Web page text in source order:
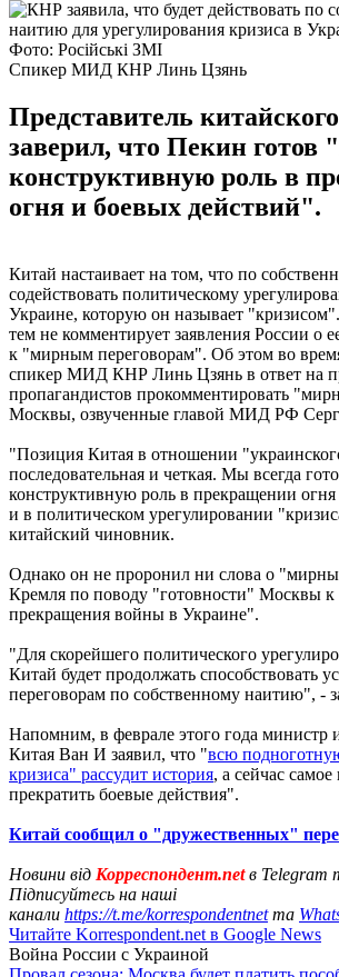
Фото: Російські ЗМІ
Спикер МИД КНР Линь Цзянь
Представитель
заверил, что Пекин готов
конструктивную роль в
огня и боевых действий".
Китай настаивает на том, что по
содействовать политическому
Украине, которую он называет
тем не комментирует заявления России о
к "мирным переговорам". Об этом во
спикер МИД КНР Линь Цзянь в ответ на
пропагандистов прокомментировать
Москвы, озвученные главой МИД РФ
"Позиция Китая в отношении
последовательная и четкая. Мы всегда
конструктивную роль в прекращении
и в политическом урегулировании
китайский чиновник.
Однако он не проронил ни слова о
Кремля по поводу "готовности" Москвы к
прекращения войны в Украине".
"Для скорейшего политического
Китай будет продолжать способствовать
переговорам по собственному наитию", -
Напомним, в феврале этого года министр
Китая Ван И заявил, что "всю
кризиса" рассудит история, а сейчас самое
прекратить боевые действия".
Китай сообщил о "дружественных"
Новини від Корреспондент.netв Telegram
Підписуйтесь на наші
канали https://t.me/korrespondentnetта
Читайте Korrespondent.net в Google News
Война России с Украиной